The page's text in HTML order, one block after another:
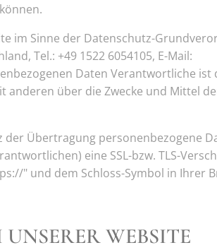
Sinne der Datenschutz-
Tel.: +49 1522 6054105, E-Mail:
Daten Verantwortliche ist
über die Zwecke und Mittel
Übertragung personenbezogene
eine SSL-bzw. TLS-
" und dem Schloss-Symbol in Ihrer
WEBSITE